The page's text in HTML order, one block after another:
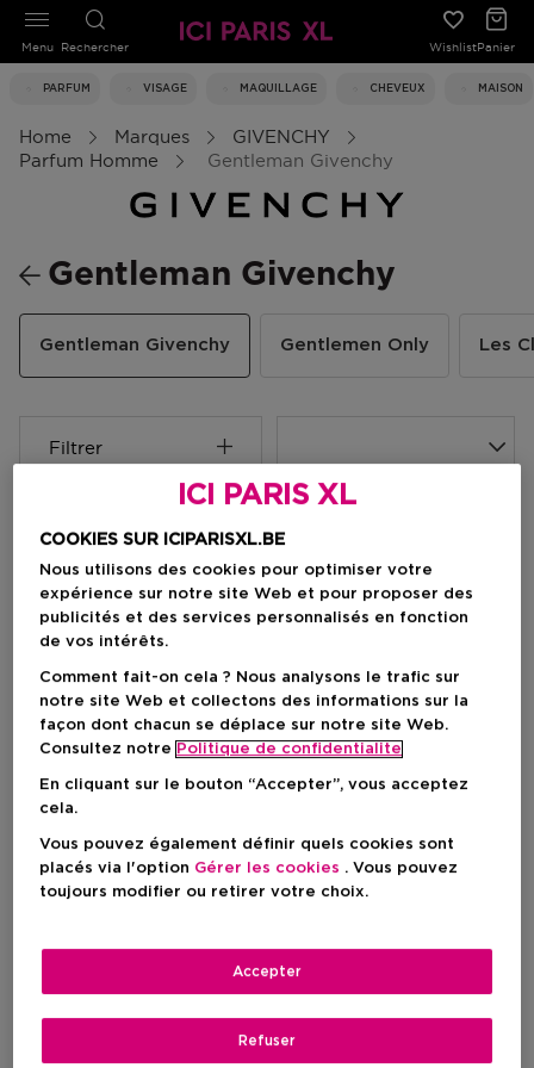
Rechercher WishlistPanier
PARFUM VISAGE MAQUILLAGE CHEVEUX MAISON
Menu
Home Marques
GIVENCHY
Parfum Homme
Gentleman Givenchy
Gentleman Givenchy
Gentleman Givenchy Gentlemen Only Les
Filtrer
Gentleman Givenchy
Privée
Gentleman
Eau De Parfum
ICI PARIS XL
COOKIES SUR ICIPARISXL.BE
Nous utilisons des cookies pour optimiser votre
expérience sur notre site Web et pour proposer des
publicités et des services personnalisés en fonction
de vos intérêts.
Comment fait-on cela ? Nous analysons le trafic sur
notre site Web et collectons des informations sur la
façon dont chacun se déplace sur notre site Web.
Consultez notre Politique de confidentialite
En cliquant sur le bouton “Accepter”, vous acceptez
cela.
Vous pouvez également définir quels cookies sont
placés via l'option Gérer les cookies . Vous pouvez
toujours modifier ou retirer votre choix.
Refuser
Accepter